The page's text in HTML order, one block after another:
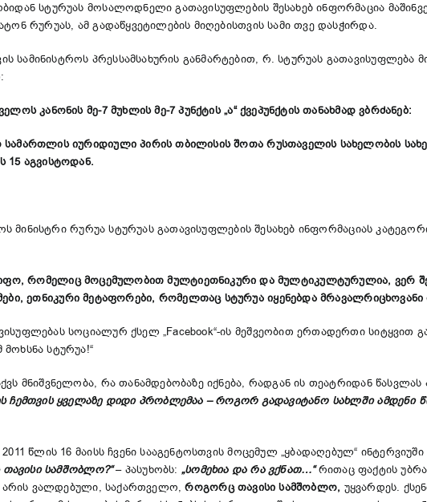
სტურუას მოსალოდნელი გათავისუფლების შესახებ ინფორმაცია
რურუას, ამ გადაწყვეტილების მიღებისთვის სამი თვე დასჭირდა.
პრესსამსახურის განმარტებით, რ. სტურუას გათავისუფლება
კანონის მე-7 მუხლის მე-7 პუნქტის „ა“ ქვეპუნქტის თანახმად ვბრძანებ:
იურიდიული პირის თბილისის შოთა რუსთაველის სახელობის
15 აგვისტოდან.
მინისტრი რურუა სტურუას გათავისუფლების შესახებ ინფორმაციას
, რომელიც მოცემულობით მულტიეთნიკური და მულტიკულტურულია, ვერ
, ეთნიკური მეტაფორები, რომელთაც სტურუა იყენებდა მრავალრიცხოვანი
სოციალურ ქსელ „Facebook“-ის მეშვეობით ერთადერთი სიტყვით
სტურუა!“
მნიშვნელობა, რა თანამდებობაზე იქნება, რადგან ის თეატრიდან
ჩემთვის ყველაზე დიდი პრობლემაა – როგორ გადავიტანო სახლში ამდენი
წლის 16 მაისს ჩვენი სააგენტოსთვის მოცემულ „ყბადაღებულ“
სამშობლო?“– პასუხობს: „სომეხია და რა ვქნათ…“რითაც ფაქტის
არის ვალდებული, საქართველო,როგორც თავისი სამშობლო, უყვარდეს.